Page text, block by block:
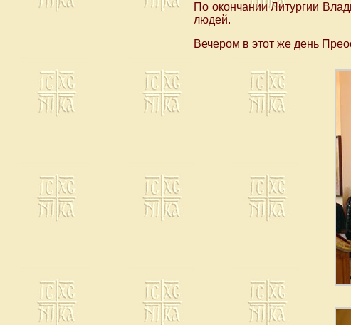
По окончании Литургии
людей.
Вечером в этот же день